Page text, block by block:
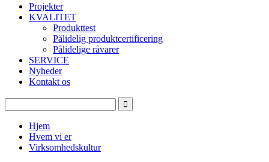
Projekter
KVALITET
Produkttest
Pålidelig produktcertificering
Pålidelige råvarer
SERVICE
Nyheder
Kontakt os
Hjem
Hvem vi er
Virksomhedskultur